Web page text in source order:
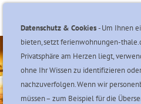
Datenschutz & Cookies- Um Ihnen
bieten, setzt ferienwohnungen-
Privatsphäre am Herzen liegt,
ohne Ihr Wissen zu identifizieren
nachzuverfolgen. Wenn wir
müssen – zum Beispiel für die